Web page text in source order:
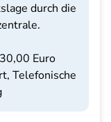
durch die
Euro
Telefonische